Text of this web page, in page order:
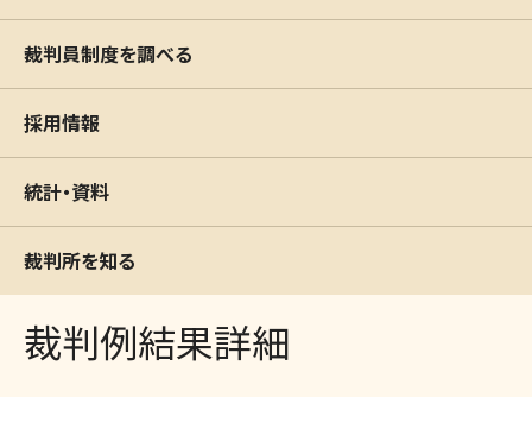
裁判員制度を調べる
採用情報
統計・資料
裁判所を知る
裁判例結果詳細